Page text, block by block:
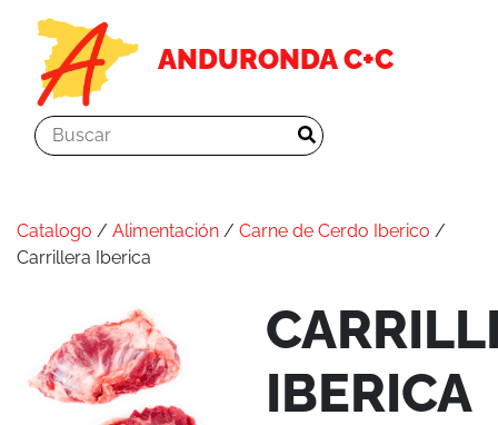
ANDURONDA C+C
Catalogo / Alimentación / Carne de Cerdo Iberico /
Carrillera Iberica
IBERICA